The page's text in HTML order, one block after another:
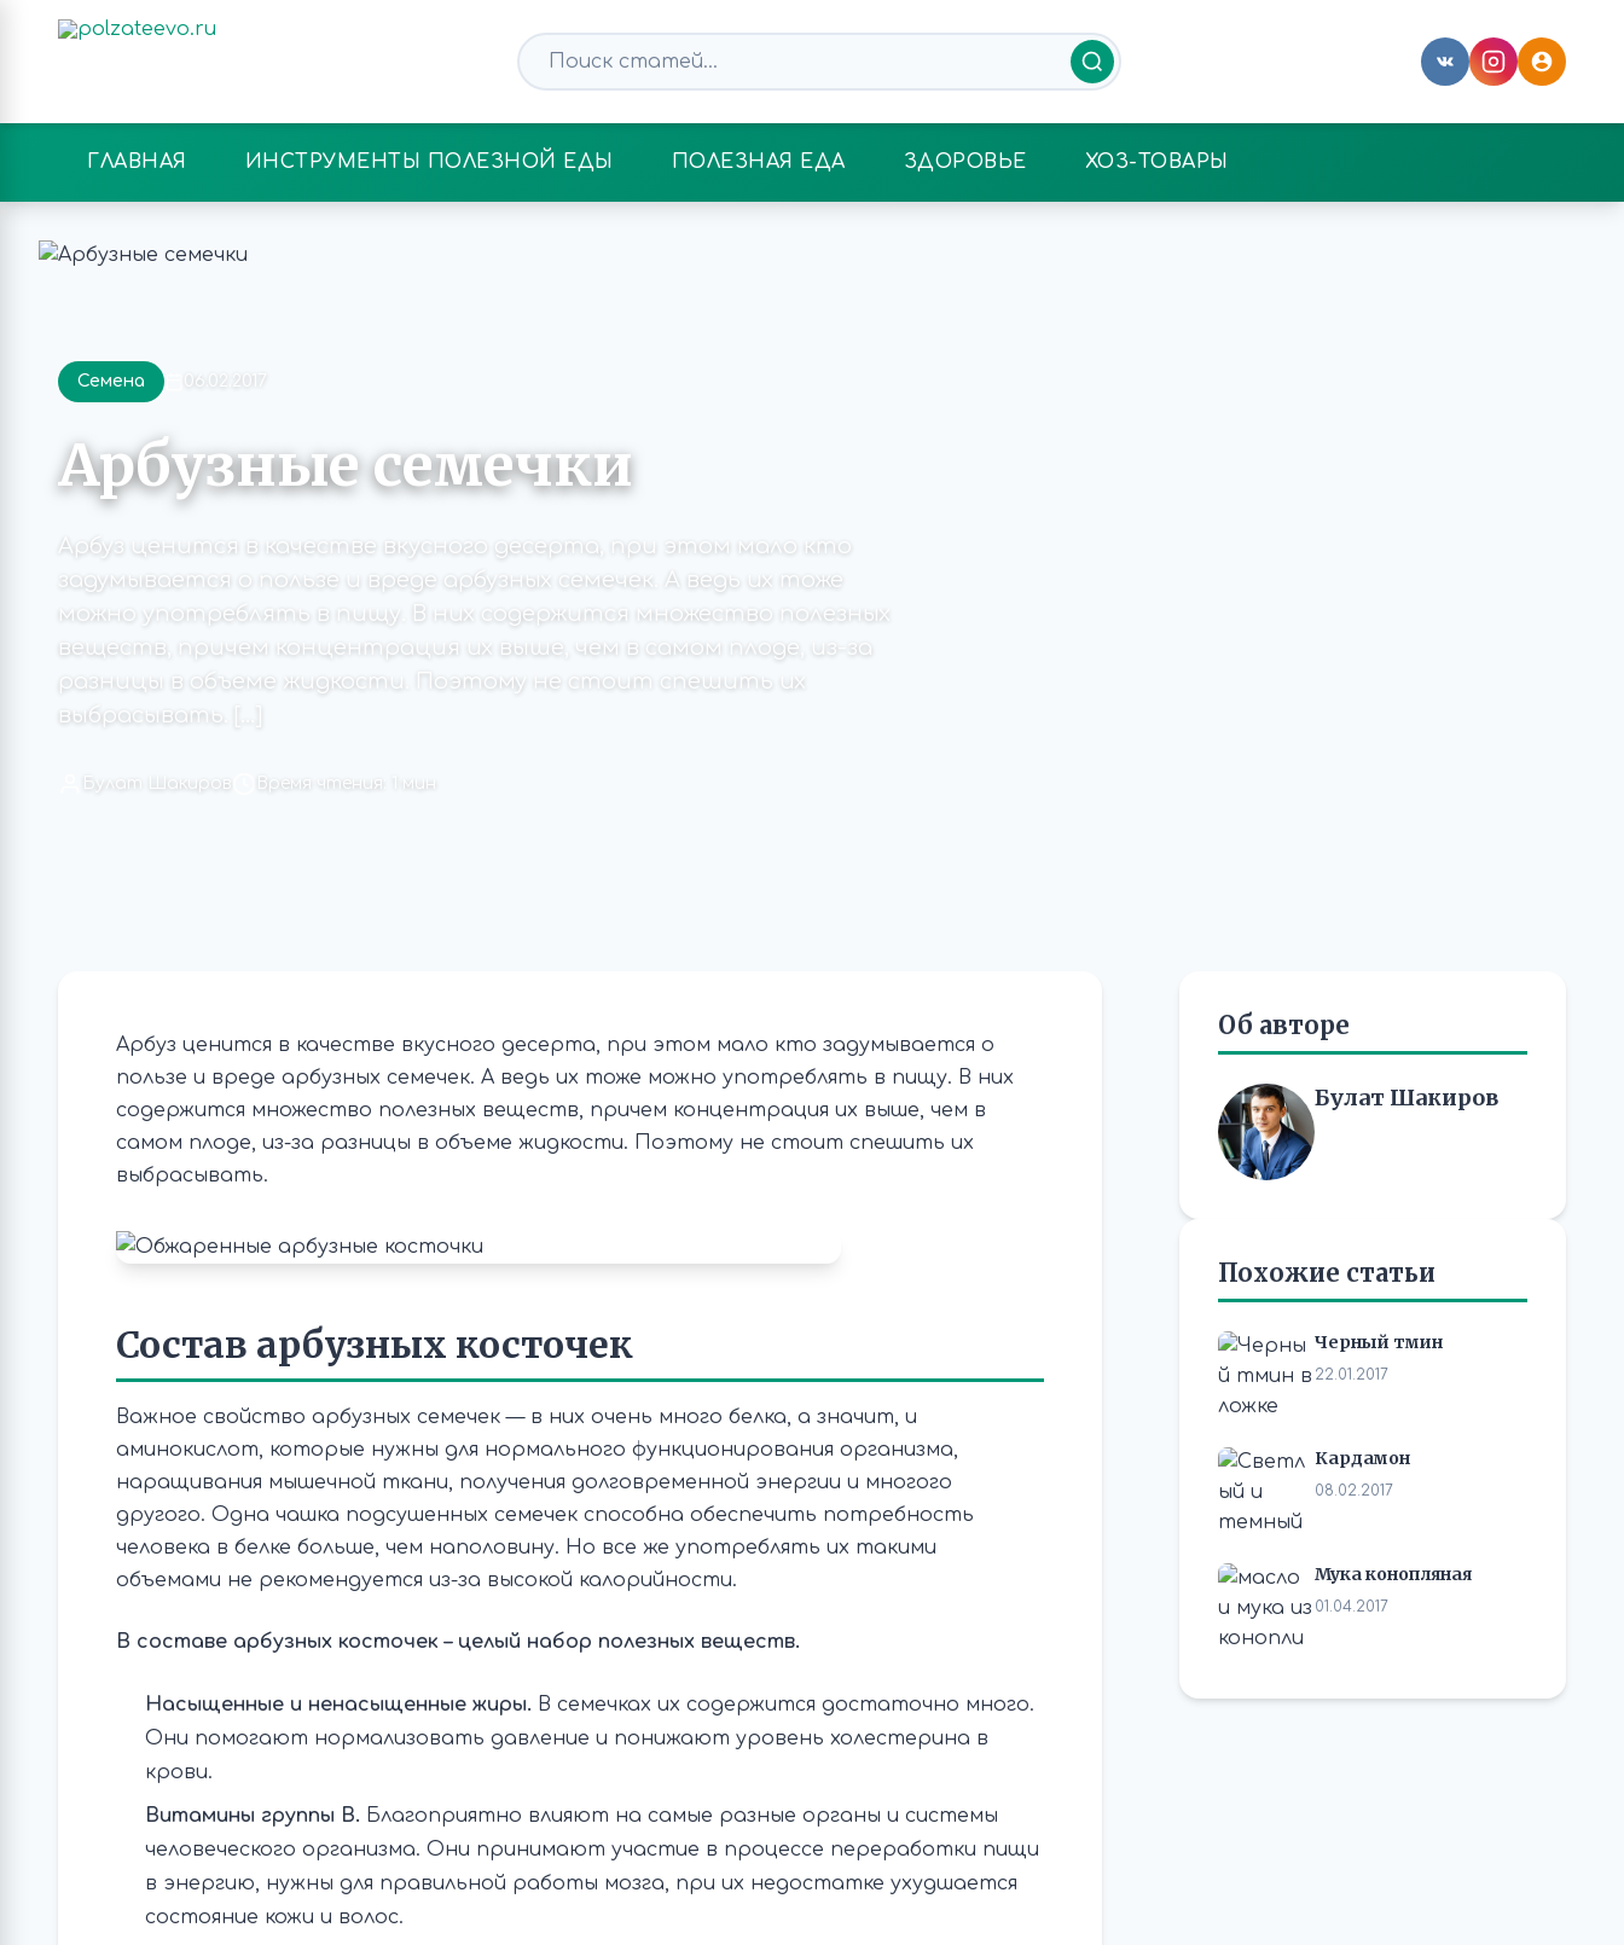
ГЛАВНАЯ ИНСТРУМЕНТЫ ПОЛЕЗНОЙ ЕДЫ ПОЛЕЗНАЯ ЕДА ЗДОРОВЬЕ ХОЗ-ТОВАРЫ
Семена 06.02.2017
Арбузные семечки
Арбуз ценится в качестве вкусного десерта, при этом мало кто
задумывается о пользе и вреде арбузных семечек. А ведь их тоже
можно употреблять в пищу. В них содержится множество полезных
веществ, причем концентрация их выше, чем в самом плоде, из-за
разницы в объеме жидкости. Поэтому не стоит спешить их
выбрасывать. […]
Булат Шакиров Время чтения: 1 мин
Арбуз ценится в качестве вкусного десерта, при этом мало кто задумывается о
пользе и вреде арбузных семечек. А ведь их тоже можно употреблять в пищу. В них
содержится множество полезных веществ, причем концентрация их выше, чем в
самом плоде, из-за разницы в объеме жидкости. Поэтому не стоит спешить их
выбрасывать.
Состав арбузных косточек
Важное свойство арбузных семечек — в них очень много белка, а значит, и
аминокислот, которые нужны для нормального функционирования организма,
наращивания мышечной ткани, получения долговременной энергии и многого
другого. Одна чашка подсушенных семечек способна обеспечить потребность
человека в белке больше, чем наполовину. Но все же употреблять их такими
объемами не рекомендуется из-за высокой калорийности.
В составе арбузных косточек – целый набор полезных веществ.
Насыщенные и ненасыщенные жиры. В семечках их содержится достаточно много.
Они помогают нормализовать давление и понижают уровень холестерина в
крови.
Витамины группы B. Благоприятно влияют на самые разные органы и системы
человеческого организма. Они принимают участие в процессе переработки пищи
в энергию, нужны для правильной работы мозга, при их недостатке ухудшается
состояние кожи и волос.
Об авторе
Булат Шакиров
Похожие статьи
Черный тмин
22.01.2017
Кардамон
08.02.2017
Мука конопляная
01.04.2017